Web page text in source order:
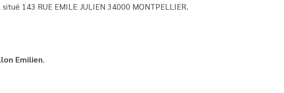
143 RUE EMILE JULIEN 34000 MONTPELLIER.
Emilien.